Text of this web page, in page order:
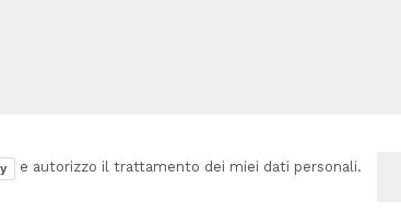
e autorizzo il trattamento dei miei dati personali.